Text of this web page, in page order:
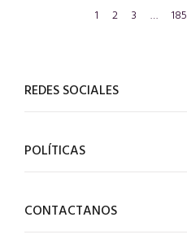
1 2 3 … 185
REDES SOCIALES
POLÍTICAS
CONTACTANOS